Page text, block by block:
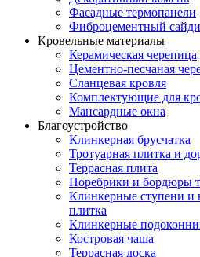
Фасадные термопанели
Фиброцементный
Кровельные материалы
Керамическая черепица
Цементно-песчаная
Сланцевая кровля
Комплектующие для
Мансардные окна
Благоустройство
Клинкерная брусчатка
Тротуарная плитка и
Террасная плита
Поребрики и бордюры
Клинкерные ступени и
плитка
Клинкерные
Костровая чаша
Террасная доска